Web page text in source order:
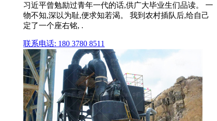
习近平曾勉励过青年一代的话,供广大毕业生们品读。 一
物不知,深以为耻,便求知若渴。 我到农村插队后,给自己
定了一个座右铭, .
联系电话: 180 3780 8511